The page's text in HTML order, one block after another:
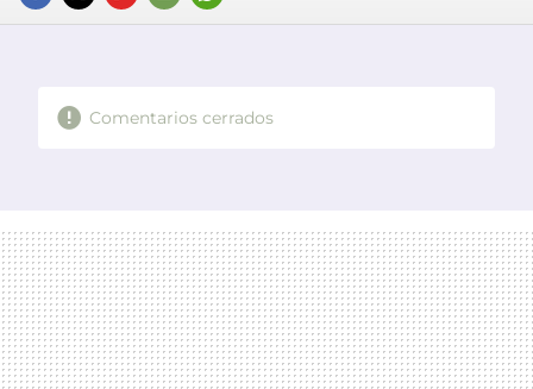
FACEBOOK
TWITTERFLIPBOARD
E-
WHATSAPP
Comentarios cerrados